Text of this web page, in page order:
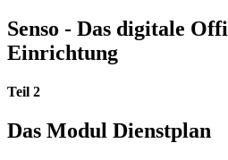
Senso - Das digitale
Einrichtung
Teil 2
Das Modul Dienstplan